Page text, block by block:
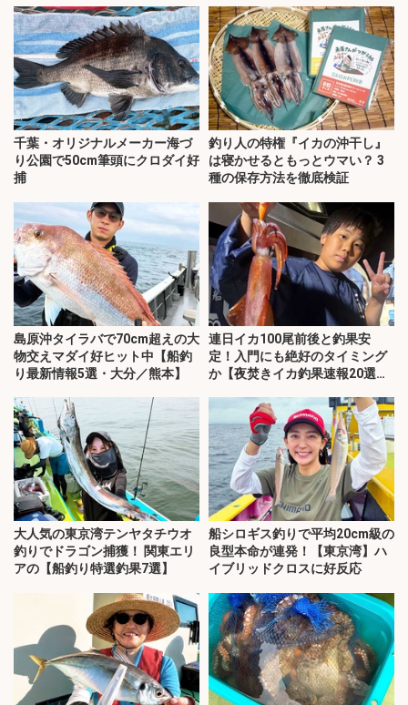
千葉・オリジナルメーカー海づ
り公園で50cm筆頭にクロダイ好
捕
釣り人の特権『イカの沖干し』
は寝かせるともっとウマい？ 3
種の保存方法を徹底検証
島原沖タイラバで70cm超えの大
物交えマダイ好ヒット中【船釣
り最新情報5選・大分／熊本】
連日イカ100尾前後と釣果安
定！入門にも絶好のタイミング
か【夜焚きイカ釣果速報20選・
大人気の東京湾テンヤタチウオ
釣りでドラゴン捕獲！ 関東エリ
アの【船釣り特選釣果7選】
船シロギス釣りで平均20cm級の
良型本命が連発！【東京湾】ハ
イブリッドクロスに好反応